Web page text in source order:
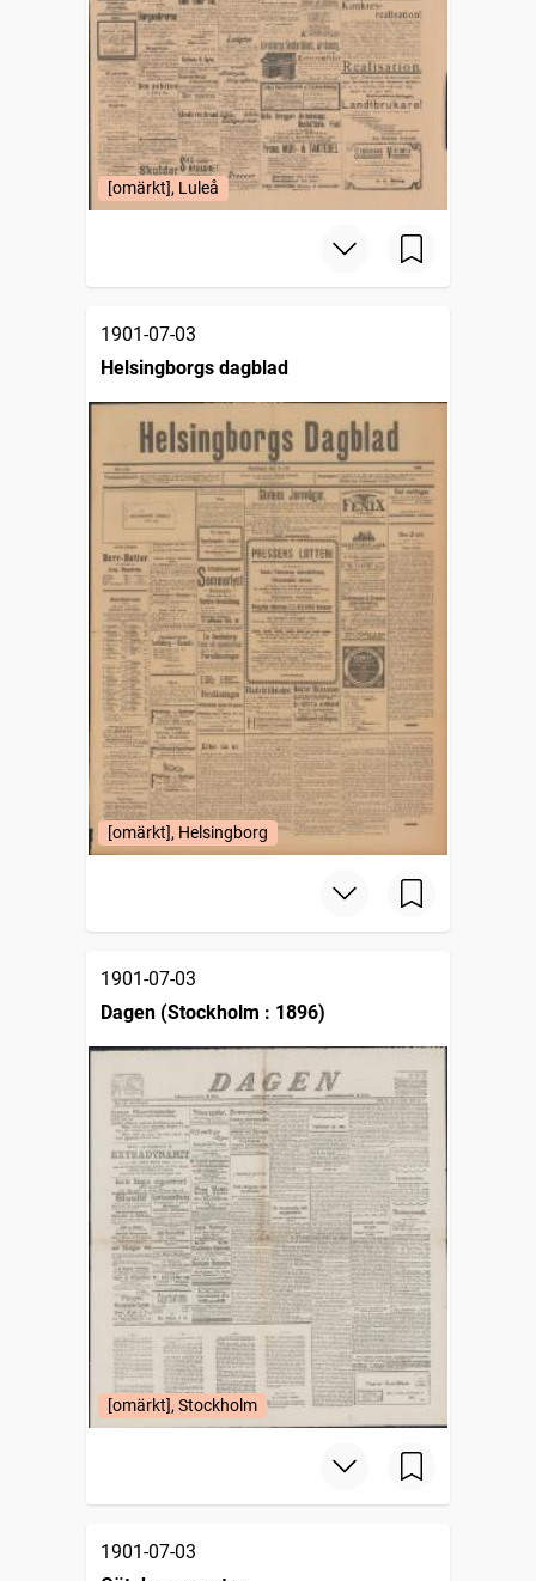
[omärkt], Luleå
1901-07-03
Helsingborgs dagblad
[omärkt], Helsingborg
1901-07-03
Dagen (Stockholm : 1896)
[omärkt], Stockholm
1901-07-03